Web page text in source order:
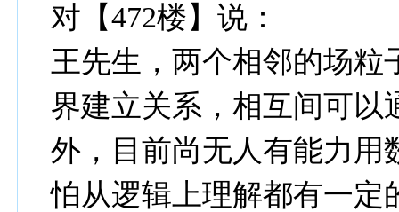
对【472楼】说：
王先生，两个相邻的场粒
界建立关系，相互间可以
外，目前尚无人有能力用
怕从逻辑上理解都有一定